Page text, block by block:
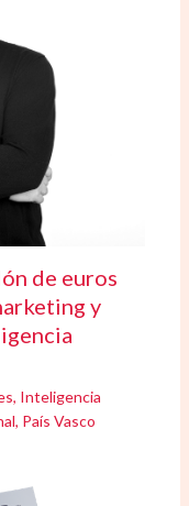
de euros
y
, Inteligencia
, País Vasco